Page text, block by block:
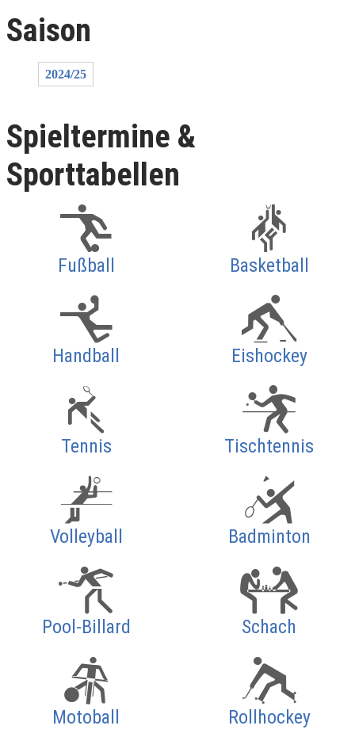
Saison
2024/25
Spieltermine &
Sporttabellen
Fußball Basketball
Handball Eishockey
Tennis Tischtennis
Volleyball Badminton
Pool-Billard Schach
Motoball Rollhockey